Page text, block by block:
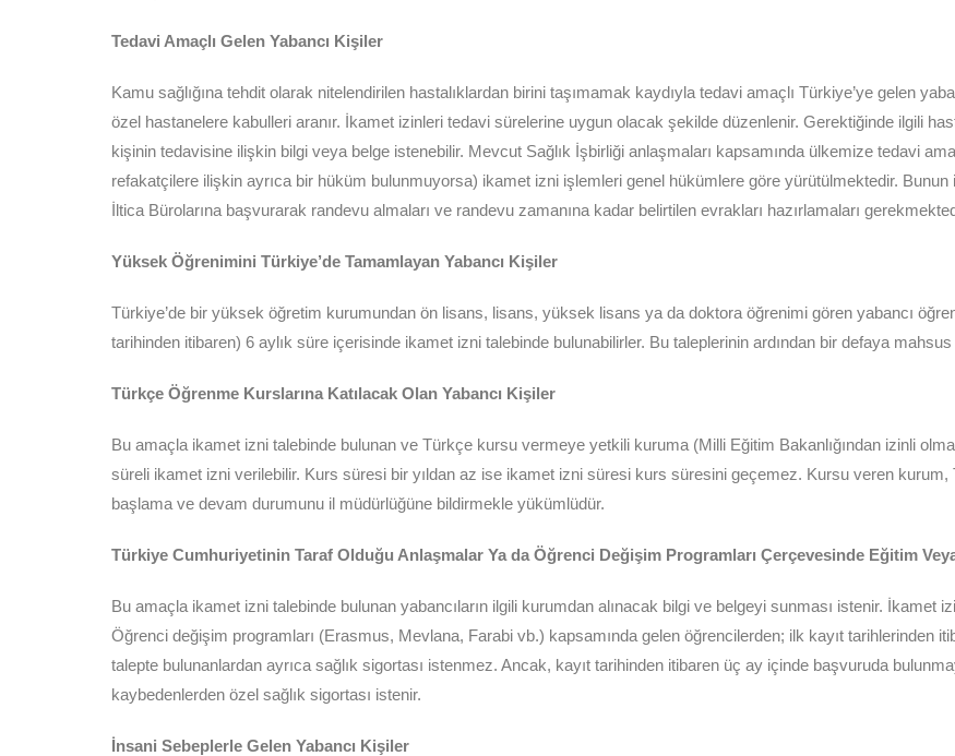
Tedavi Amaçlı Gelen Yabancı Kişiler
Kamu sağlığına tehdit olarak nitelendirilen hastalıklardan birini taşımamak kaydıyla tedavi amaçlı Türkiye’ye gelen
özel hastanelere kabulleri aranır. İkamet izinleri tedavi sürelerine uygun olacak şekilde düzenlenir. Gerektiğinde ilgili
kişinin tedavisine ilişkin bilgi veya belge istenebilir. Mevcut Sağlık İşbirliği anlaşmaları kapsamında ülkemize tedavi
refakatçilere ilişkin ayrıca bir hüküm bulunmuyorsa) ikamet izni işlemleri genel hükümlere göre yürütülmektedir.
İltica Bürolarına başvurarak randevu almaları ve randevu zamanına kadar belirtilen evrakları hazırlamaları
Yüksek Öğrenimini Türkiye’de Tamamlayan Yabancı Kişiler
Türkiye’de bir yüksek öğretim kurumundan ön lisans, lisans, yüksek lisans ya da doktora öğrenimi gören yabancı
tarihinden itibaren) 6 aylık süre içerisinde ikamet izni talebinde bulunabilirler. Bu taleplerinin ardından bir defaya
Türkçe Öğrenme Kurslarına Katılacak Olan Yabancı Kişiler
Bu amaçla ikamet izni talebinde bulunan ve Türkçe kursu vermeye yetkili kuruma (Milli Eğitim Bakanlığından izinli
süreli ikamet izni verilebilir. Kurs süresi bir yıldan az ise ikamet izni süresi kurs süresini geçemez. Kursu veren kurum,
başlama ve devam durumunu il müdürlüğüne bildirmekle yükümlüdür.
Türkiye Cumhuriyetinin Taraf Olduğu Anlaşmalar Ya da Öğrenci Değişim Programları Çerçevesinde Eğitim
Bu amaçla ikamet izni talebinde bulunan yabancıların ilgili kurumdan alınacak bilgi ve belgeyi sunması istenir.
Öğrenci değişim programları (Erasmus, Mevlana, Farabi vb.) kapsamında gelen öğrencilerden; ilk kayıt tarihlerinden
talepte bulunanlardan ayrıca sağlık sigortası istenmez. Ancak, kayıt tarihinden itibaren üç ay içinde başvuruda
kaybedenlerden özel sağlık sigortası istenir.
İnsani Sebeplerle Gelen Yabancı Kişiler